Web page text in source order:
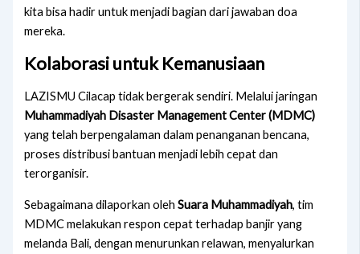
kita bisa hadir untuk menjadi bagian dari jawaban doa
mereka.
Kolaborasi untuk Kemanusiaan
LAZISMU Cilacap tidak bergerak sendiri. Melalui jaringan
Muhammadiyah Disaster Management Center (MDMC)
yang telah berpengalaman dalam penanganan bencana,
proses distribusi bantuan menjadi lebih cepat dan
terorganisir.
Sebagaimana dilaporkan olehSuara Muhammadiyah, tim
MDMC melakukan respon cepat terhadap banjir yang
melanda Bali, dengan menurunkan relawan, menyalurkan